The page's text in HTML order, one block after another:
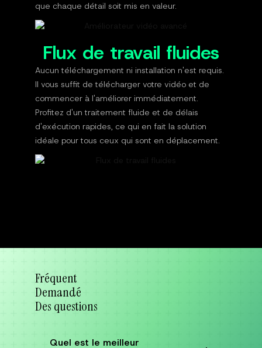
que chaque détail soit mis en valeur.
Flux de travail fluides
Aucun téléchargement ni installation n'est requis.
Il vous suffit de télécharger votre vidéo et de
commencer à l'améliorer immédiatement.
Profitez d'un traitement fluide et de délais
d'exécution rapides, ce qui en fait la solution
idéale pour tous ceux qui sont en déplacement.
Fréquent
Demandé
Des questions
Quel est le meilleur